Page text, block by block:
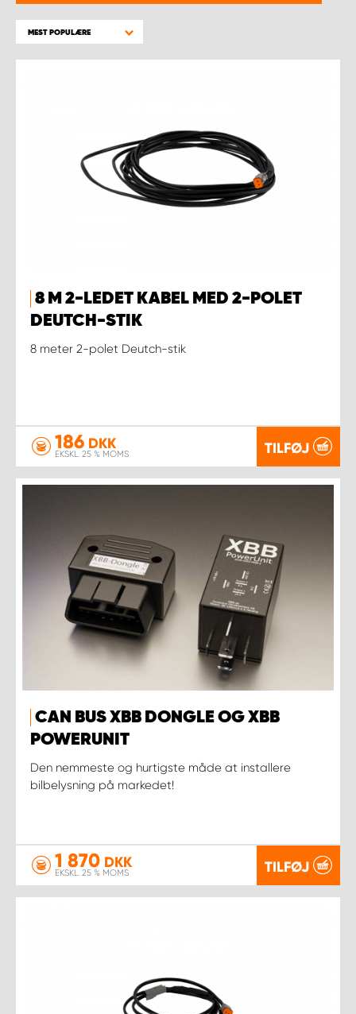
MEST POPULÆRE
8 M 2-LEDET KABEL MED 2-POLET
DEUTCH-STIK
8 meter 2-polet Deutch-stik
186 DKK
EKSKL. 25 % MOMS TILFØJ
CAN BUS XBB DONGLE OG XBB
POWERUNIT
Den nemmeste og hurtigste måde at installere
bilbelysning på markedet!
1 870 DKK
EKSKL. 25 % MOMS TILFØJ